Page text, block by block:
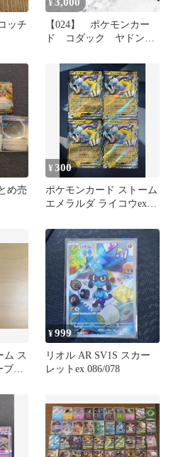
ッチ
¥3,000
【024】 ポケモンカー
ド コダック ヤドン
め売
¥300
ポケモンカード ストーム
エメラルダ ライコウex 4
ム ス
ブイ
¥999
リオル AR SV1S スカー
レットex 086/078